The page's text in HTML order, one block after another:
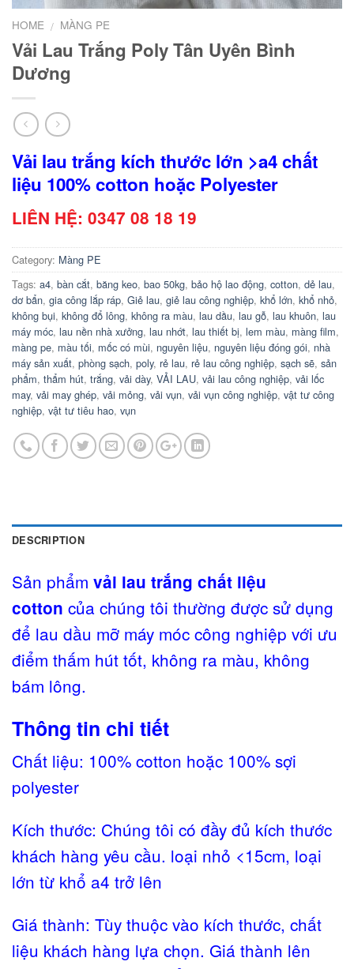
HOME / MÀNG PE
Vải Lau Trắng Poly Tân Uyên Bình
Dương
Vải lau trắng kích thước lớn >a4 chất
liệu 100% cotton hoặc Polyester
LIÊN HỆ: 0347 08 18 19
Category: Màng PE
Tags: a4, bàn cắt, băng keo, bao 50kg, bảo hộ lao động, cotton, dẻ lau,
dơ bẩn, gia công lắp ráp, Giẻ lau, giẻ lau công nghiệp, khổ lớn, khổ nhỏ,
không bụi, không đổ lông, không ra màu, lau dầu, lau gỗ, lau khuôn, lau
máy móc, lau nền nhà xưởng, lau nhớt, lau thiết bị, lem màu, màng film,
màng pe, màu tối, mốc có mùi, nguyên liệu, nguyên liệu đóng gói, nhà
máy sản xuất, phòng sạch, poly, rẻ lau, rẻ lau công nghiệp, sạch sẽ, sản
phẩm, thẩm hút, trắng, vải dày, VẢI LAU, vải lau công nghiệp, vải lốc
may, vải may ghép, vải mỏng, vải vụn, vải vụn công nghiệp, vật tư công
nghiệp, vật tư tiêu hao, vụn
DESCRIPTION
Sản phẩm vải lau trắng chất liệu
cotton của chúng tôi thường được sử dụng
để lau dầu mỡ máy móc công nghiệp với ưu
điểm thấm hút tốt, không ra màu, không
bám lông.
Thông tin chi tiết
Chất liệu: 100% cotton hoặc 100% sợi
polyester
Kích thước: Chúng tôi có đầy đủ kích thước
khách hàng yêu cầu. loại nhỏ <15cm, loại
lớn từ khổ a4 trở lên
Giá thành: Tùy thuộc vào kích thước, chất
liệu khách hàng lựa chọn. Giá thành lên